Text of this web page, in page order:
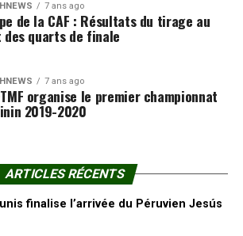
7 ans ago
de la CAF : Résultats du tirage au
des quarts de finale
7 ans ago
organise le premier championnat
2019-2020
ARTICLES RÉCENTS
finalise l’arrivée du Péruvien Jesús